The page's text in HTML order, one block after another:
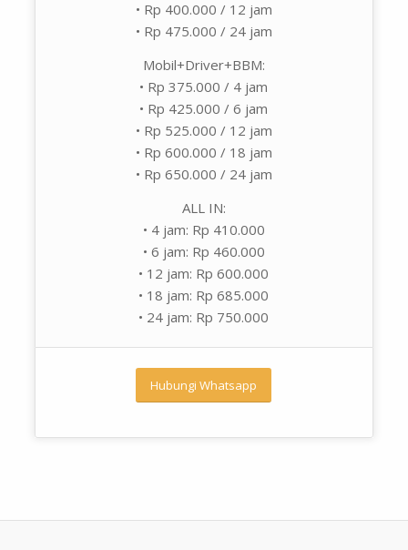
• Rp 400.000 / 12 jam
• Rp 475.000 / 24 jam
Mobil+Driver+BBM:
• Rp 375.000 / 4 jam
• Rp 425.000 / 6 jam
• Rp 525.000 / 12 jam
• Rp 600.000 / 18 jam
• Rp 650.000 / 24 jam
ALL IN:
• 4 jam: Rp 410.000
• 6 jam: Rp 460.000
• 12 jam: Rp 600.000
• 18 jam: Rp 685.000
• 24 jam: Rp 750.000
Hubungi Whatsapp